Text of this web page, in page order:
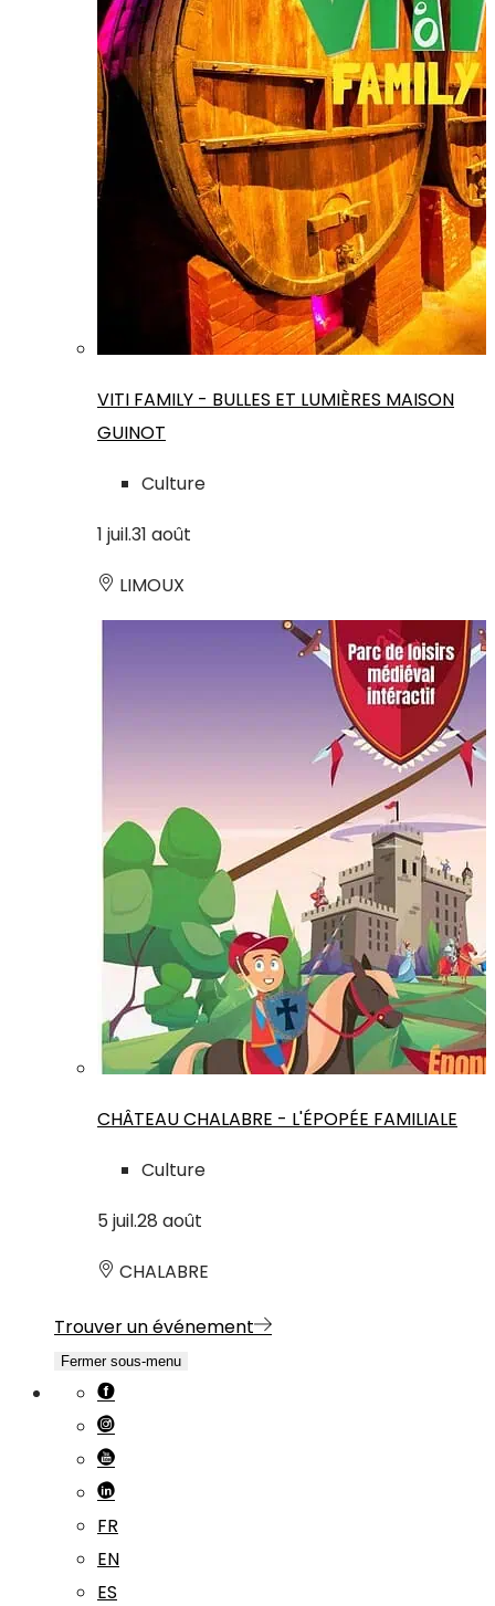
VITI FAMILY - BULLES ET LUMIÈRES MAISON
GUINOT
Culture
1 juil.31 août
LIMOUX
CHÂTEAU CHALABRE - L'ÉPOPÉE FAMILIALE
Culture
5 juil.28 août
CHALABRE
Trouver un événement
Fermer sous-menu
FR
EN
ES